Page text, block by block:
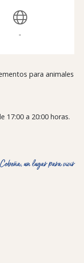
-
para animales
17:00 a 20:00 horas.
Cobeña, un lugar para vivir